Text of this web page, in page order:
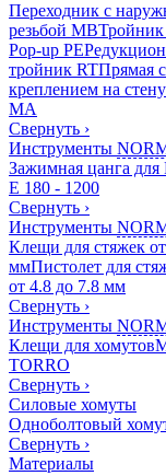
Переходник с
резьбой MBТройник
Pop-up PE
тройник RTПрямая
креплением на
MA
Свернуть ›
Инструменты
Зажимная цанга для
E 180 - 1200
Свернуть ›
Инструменты
Клещи для стяжек
ммПистолет для
от 4.8 до 7.8 мм
Свернуть ›
Инструменты
Клещи для хомутов
TORRO
Свернуть ›
Силовые хомуты
Одноболтовый
Свернуть ›
Материалы